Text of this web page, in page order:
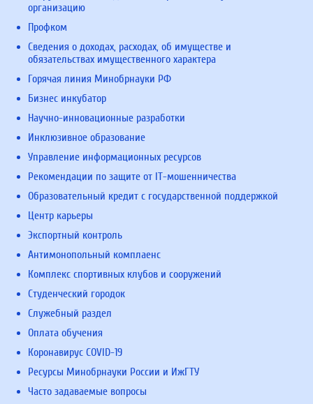
организацию
Профком
Сведения о доходах, расходах, об имуществе и
обязательствах имущественного характера
Горячая линия Минобрнауки РФ
Бизнес инкубатор
Научно-инновационные разработки
Инклюзивное образование
Управление информационных ресурсов
Рекомендации по защите от IT-мошенничества
Образовательный кредит с государственной поддержкой
Центр карьеры
Экспортный контроль
Антимонопольный комплаенс
Комплекс спортивных клубов и сооружений
Студенческий городок
Служебный раздел
Оплата обучения
Коронавирус COVID-19
Ресурсы Минобрнауки России и ИжГТУ
Часто задаваемые вопросы